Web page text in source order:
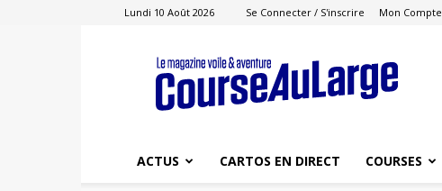
Lundi 10 Août 2026 Se Connecter / S'inscrire Mon Compte
Course
au
Large
ACTUS CARTOS EN DIRECT COURSES